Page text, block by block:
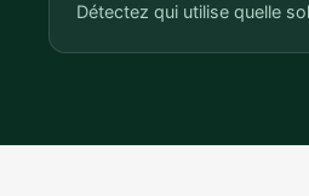
Détectez qui utilise quelle